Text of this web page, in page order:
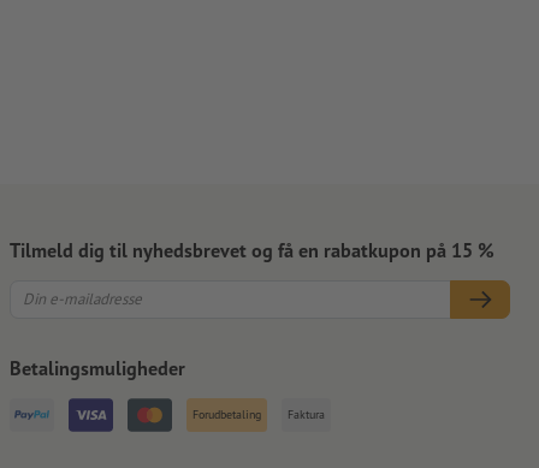
Tilmeld dig til nyhedsbrevet og få en rabatkupon på 15 %
Betalingsmuligheder
Forudbetaling Faktura